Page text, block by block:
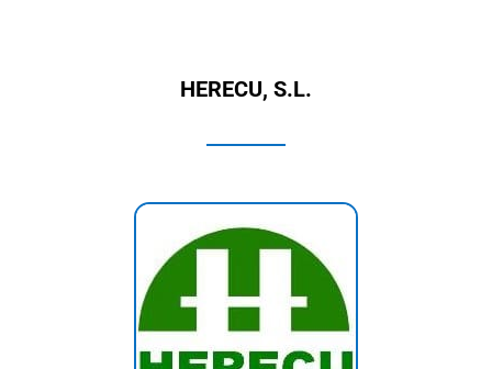
HERECU, S.L.